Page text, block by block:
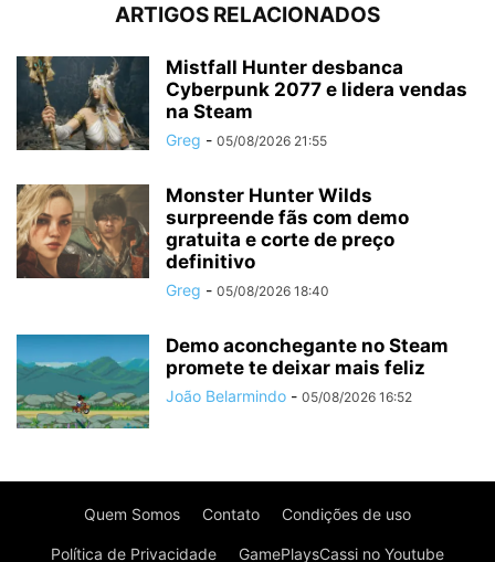
ARTIGOS RELACIONADOS
Mistfall Hunter desbanca
Cyberpunk 2077 e lidera vendas
na Steam
Greg - 05/08/2026 21:55
Monster Hunter Wilds
surpreende fãs com demo
gratuita e corte de preço
definitivo
Greg - 05/08/2026 18:40
Demo aconchegante no Steam
promete te deixar mais feliz
João Belarmindo - 05/08/2026 16:52
Quem Somos Contato Condições de uso
Política de Privacidade GamePlaysCassi no Youtube